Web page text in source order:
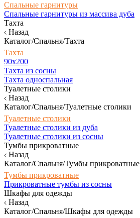
Спальные гарнитуры
Спальные гарнитуры из массива дуба
Тахта
Назад
Каталог/Спальня/Тахта
Тахта
90х200
Тахта из сосны
Тахта односпальная
Туалетные столики
Назад
Каталог/Спальня/Туалетные столики
Туалетные столики
Туалетные столики из дуба
Туалетные столики из сосны
Тумбы прикроватные
Назад
Каталог/Спальня/Тумбы прикроватные
Тумбы прикроватные
Прикроватные тумбы из сосны
Шкафы для одежды
Назад
Каталог/Спальня/Шкафы для одежды